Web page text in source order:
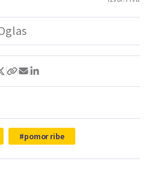
pomor ribe